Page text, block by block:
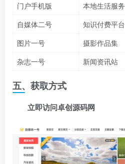
门户手机版
本地生活服务
自媒体二号
知识付费平台
图片一号
摄影作品集
杂志一号
新闻资讯站
五、获取方式
立即访问卓创源码网